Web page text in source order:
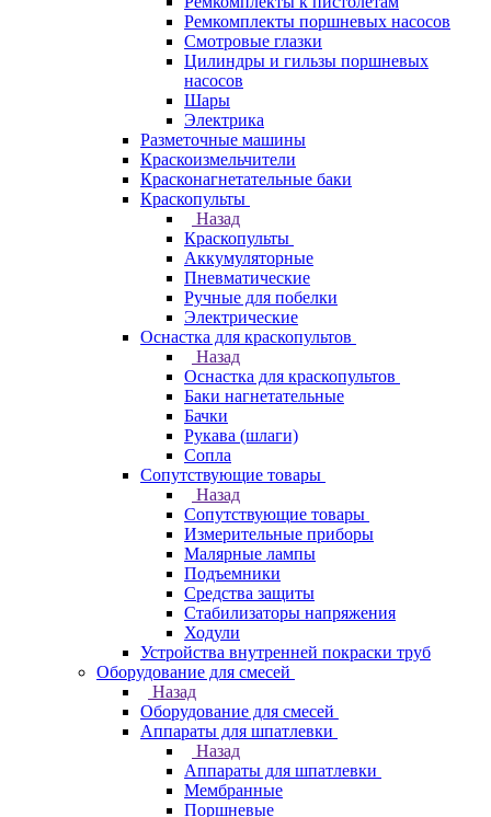
Ремкомплекты поршневых насосов
Смотровые глазки
Цилиндры и гильзы поршневых
насосов
Шары
Электрика
Разметочные машины
Краскоизмельчители
Красконагнетательные баки
Краскопульты
Назад
Краскопульты
Аккумуляторные
Пневматические
Ручные для побелки
Электрические
Оснастка для краскопультов
Назад
Оснастка для краскопультов
Баки нагнетательные
Бачки
Рукава (шлаги)
Сопла
Сопутствующие товары
Назад
Сопутствующие товары
Измерительные приборы
Малярные лампы
Подъемники
Средства защиты
Стабилизаторы напряжения
Ходули
Устройства внутренней покраски труб
Оборудование для смесей
Назад
Оборудование для смесей
Аппараты для шпатлевки
Назад
Аппараты для шпатлевки
Мембранные
Поршневые